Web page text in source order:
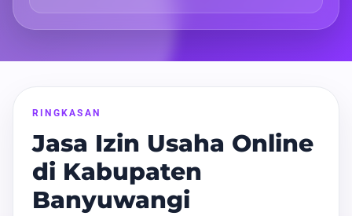
RINGKASAN
Jasa Izin Usaha Online
di Kabupaten
Banyuwangi